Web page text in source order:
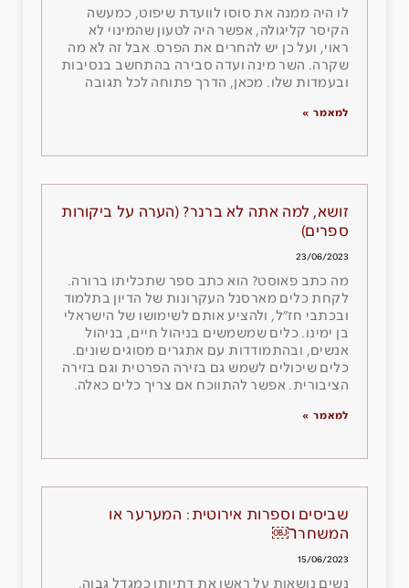
לו היה ממנה את סוסו לוועדת שיפוט, כמעשה
הקיסר קליגולה, אפשר היה לטעון שהמינוי לא
ראוי, ועל כן יש להחרים את הפרס. אבל זה לא מה
שקרה. השר מינה ועדה סבירה בהתחשב בנסיבות
ובעמדות שלו. מכאן, הדרך פתוחה לכל תגובה
למאמר »
זושא, למה אתה לא ברנר? (הערה על ביקורות
ספרים)
23/06/2023
מה כתב פאוסט? הוא כתב ספר שתכליתו ברורה.
לקחת כלים מארסנל העקרונות של הדיון בתלמוד
ובכתבי חז״ל, ולהציע אותם לשימושו של הישראלי
בן ימינו. כלים שמשמשים בניהול חיים, בניהול
אנשים, ובהתמודדות עם אתגרים מסוגים שונים.
כלים שיכולים לשמש גם בזירה הפרטית וגם בזירה
הציבורית. אפשר להתווכח אם צריך כלים כאלה.
למאמר »
שביסים וספרות אירוטית: המערער או
המשחרר￼
15/06/2023
נשים נושאות על ראשן את דתיותן כמגדל גבוה,